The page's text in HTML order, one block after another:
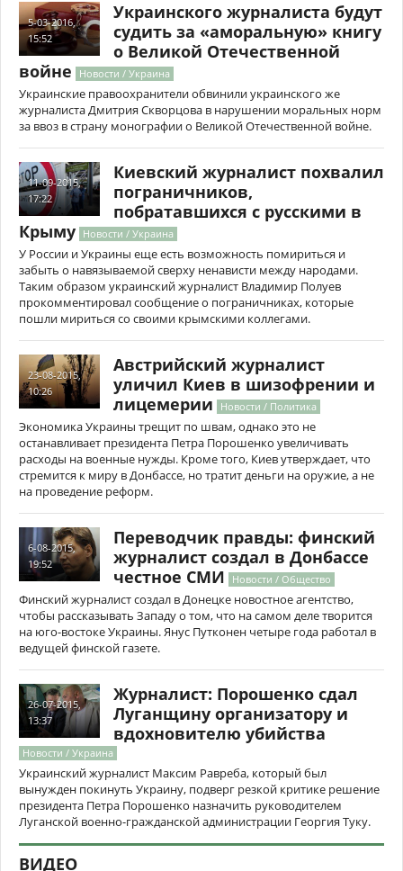
5-03-2016,
15:52
Украинского журналиста будут
судить за «аморальную» книгу
о Великой Отечественной
войне
Новости / Украина
Украинские правоохранители обвинили украинского же
журналиста Дмитрия Скворцова в нарушении моральных норм
за ввоз в страну монографии о Великой Отечественной войне.
11-09-2015,
17:22
Киевский журналист похвалил
пограничников,
побратавшихся с русскими в
Крыму Новости / Украина
У России и Украины еще есть возможность помириться и
забыть о навязываемой сверху ненависти между народами.
Таким образом украинский журналист Владимир Полуев
прокомментировал сообщение о пограничниках, которые
пошли мириться со своими крымскими коллегами.
23-08-2015,
10:26
Австрийский журналист
уличил Киев в шизофрении и
лицемерии
Новости / Политика
Экономика Украины трещит по швам, однако это не
останавливает президента Петра Порошенко увеличивать
расходы на военные нужды. Кроме того, Киев утверждает, что
стремится к миру в Донбассе, но тратит деньги на оружие, а не
на проведение реформ.
6-08-2015,
19:52
Переводчик правды: финский
журналист создал в Донбассе
честное СМИ
Новости / Общество
Финский журналист создал в Донецке новостное агентство,
чтобы рассказывать Западу о том, что на самом деле творится
на юго-востоке Украины. Янус Путконен четыре года работал в
ведущей финской газете.
26-07-2015,
13:37
Журналист: Порошенко сдал
Луганщину организатору и
вдохновителю убийства
Новости / Украина
Украинский журналист Максим Равреба, который был
вынужден покинуть Украину, подверг резкой критике решение
президента Петра Порошенко назначить руководителем
Луганской военно-гражданской администрации Георгия Туку.
ВИДЕО